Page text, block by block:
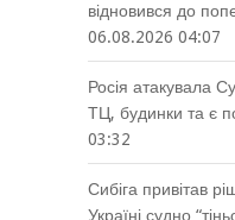
відновився до
06.08.2026 04:07
Росія атакувала
ТЦ, будинки та є
03:32
Сибіга привітав
Україні судно